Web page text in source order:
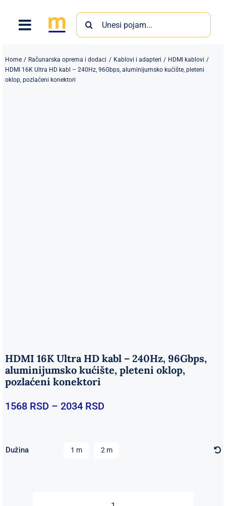
content
Search
for:
Home Računarska oprema i dodaci Kablovi i adapteri
HDMI kablovi
HDMI 16K Ultra HD kabl – 240Hz, 96Gbps, aluminijumsko kućište, pleteni
oklop, pozlaćeni konektori
HDMI 16K Ultra HD kabl – 240Hz, 96Gbps,
aluminijumsko kućište, pleteni oklop,
pozlaćeni konektori
1568 RSD – 2034 RSD
do
Dužina 1 m 2 m